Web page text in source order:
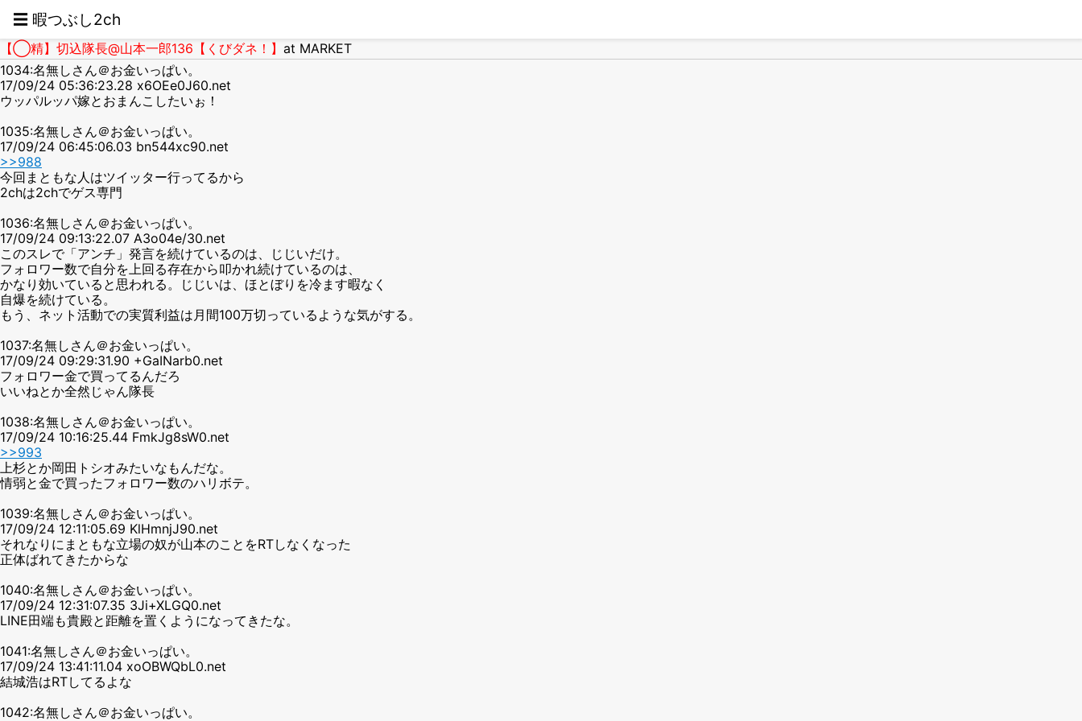
☰ 暇つぶし2ch
【◯精】切込隊長@山本一郎136【くびダネ！】 at MARKET
1034:名無しさん＠お金いっぱい。
17/09/24 05:36:23.28 x6OEe0J60.net
ウッパルッパ嫁とおまんこしたいぉ！
1035:名無しさん＠お金いっぱい。
17/09/24 06:45:06.03 bn544xc90.net
>>988
今回まともな人はツイッター行ってるから
2chは2chでゲス専門
1036:名無しさん＠お金いっぱい。
17/09/24 09:13:22.07 A3o04e/30.net
このスレで「アンチ」発言を続けているのは、じじいだけ。
フォロワー数で自分を上回る存在から叩かれ続けているのは、
かなり効いていると思われる。じじいは、ほとぼりを冷ます暇なく
自爆を続けている。
もう、ネット活動での実質利益は月間100万切っているような気がする。
1037:名無しさん＠お金いっぱい。
17/09/24 09:29:31.90 +GaINarb0.net
フォロワー金で買ってるんだろ
いいねとか全然じゃん隊長
1038:名無しさん＠お金いっぱい。
17/09/24 10:16:25.44 FmkJg8sW0.net
>>993
上杉とか岡田トシオみたいなもんだな。
情弱と金で買ったフォロワー数のハリボテ。
1039:名無しさん＠お金いっぱい。
17/09/24 12:11:05.69 KlHmnjJ90.net
それなりにまともな立場の奴が山本のことをRTしなくなった
正体ばれてきたからな
1040:名無しさん＠お金いっぱい。
17/09/24 12:31:07.35 3Ji+XLGQ0.net
LINE田端も貴殿と距離を置くようになってきたな。
1041:名無しさん＠お金いっぱい。
17/09/24 13:41:11.04 xoOBWQbL0.net
結城浩はRTしてるよな
1042:名無しさん＠お金いっぱい。